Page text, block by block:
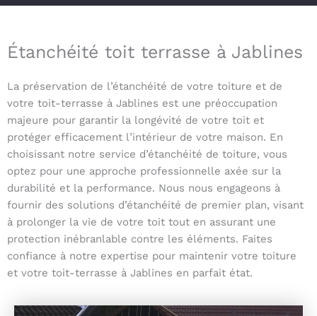
Étanchéité toit terrasse à Jablines
La préservation de l’étanchéité de votre toiture et de
votre toit-terrasse à Jablines est une préoccupation
majeure pour garantir la longévité de votre toit et
protéger efficacement l’intérieur de votre maison. En
choisissant notre service d’étanchéité de toiture, vous
optez pour une approche professionnelle axée sur la
durabilité et la performance. Nous nous engageons à
fournir des solutions d’étanchéité de premier plan, visant
à prolonger la vie de votre toit tout en assurant une
protection inébranlable contre les éléments. Faites
confiance à notre expertise pour maintenir votre toiture
et votre toit-terrasse à Jablines en parfait état.